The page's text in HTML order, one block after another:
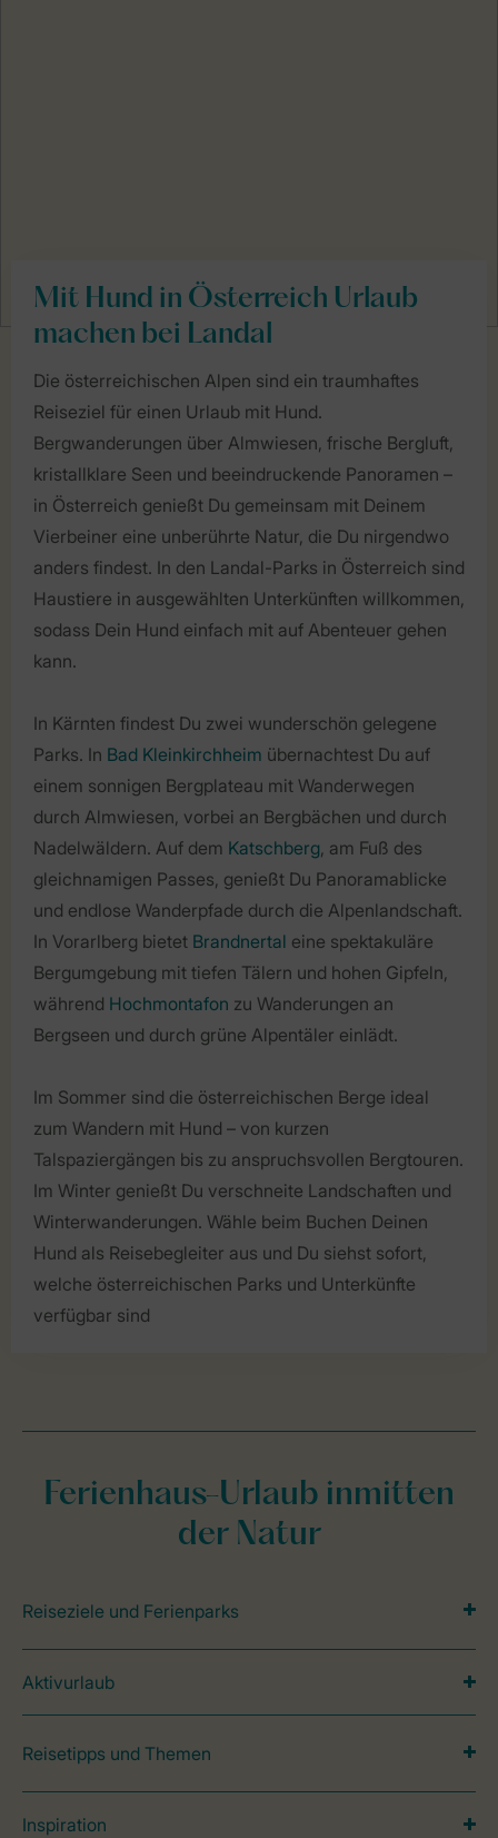
Mit Hund in Österreich Urlaub
machen bei Landal
Die österreichischen Alpen sind ein traumhaftes
Reiseziel für einen Urlaub mit Hund.
Bergwanderungen über Almwiesen, frische Bergluft,
kristallklare Seen und beeindruckende Panoramen –
in Österreich genießt Du gemeinsam mit Deinem
Vierbeiner eine unberührte Natur, die Du nirgendwo
anders findest. In den Landal-Parks in Österreich sind
Haustiere in ausgewählten Unterkünften willkommen,
sodass Dein Hund einfach mit auf Abenteuer gehen
kann.
In Kärnten findest Du zwei wunderschön gelegene
Parks. In Bad Kleinkirchheim übernachtest Du auf
einem sonnigen Bergplateau mit Wanderwegen
durch Almwiesen, vorbei an Bergbächen und durch
Nadelwäldern. Auf dem Katschberg, am Fuß des
gleichnamigen Passes, genießt Du Panoramablicke
und endlose Wanderpfade durch die Alpenlandschaft.
In Vorarlberg bietet Brandnertal eine spektakuläre
Bergumgebung mit tiefen Tälern und hohen Gipfeln,
während Hochmontafon zu Wanderungen an
Bergseen und durch grüne Alpentäler einlädt.
Im Sommer sind die österreichischen Berge ideal
zum Wandern mit Hund – von kurzen
Talspaziergängen bis zu anspruchsvollen Bergtouren.
Im Winter genießt Du verschneite Landschaften und
Winterwanderungen. Wähle beim Buchen Deinen
Hund als Reisebegleiter aus und Du siehst sofort,
welche österreichischen Parks und Unterkünfte
verfügbar sind
Ferienhaus-Urlaub inmitten
der Natur
Reiseziele und Ferienparks
Aktivurlaub
Reisetipps und Themen
Inspiration